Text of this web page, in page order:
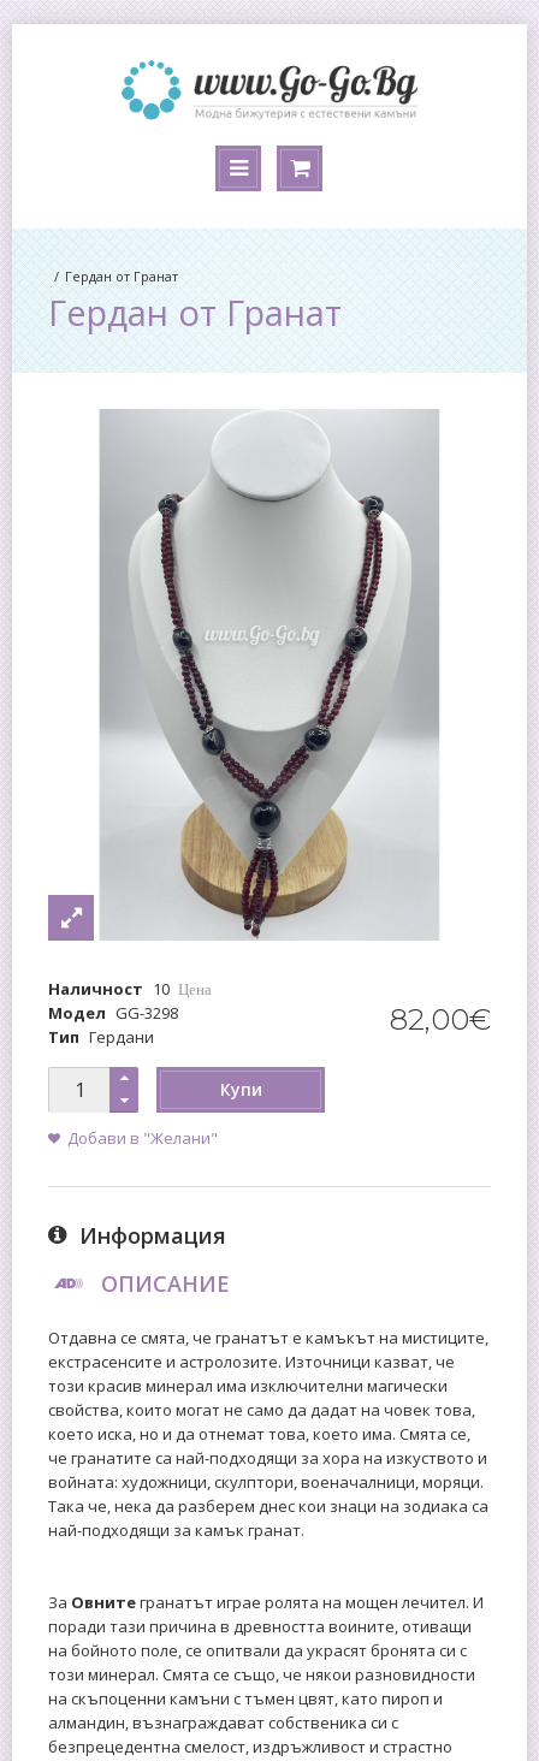
Гердан от Гранат
Гердан от Гранат
Наличност 10
Модел GG-3298
Тип Гердани
Цена
82,00€
Купи
Добави в "Желани"
Информация
ОПИСАНИЕ
Отдавна се смята, че гранатът е камъкът на мистиците,
екстрасенсите и астролозите. Източници казват, че
този красив минерал има изключителни магически
свойства, които могат не само да дадат на човек това,
което иска, но и да отнемат това, което има. Смята се,
че гранатите са най-подходящи за хора на изкуството и
войната: художници, скулптори, военачалници, моряци.
Така че, нека да разберем днес кои знаци на зодиака са
най-подходящи за камък гранат.
За Овнитегранатът играе ролята на мощен лечител. И
поради тази причина в древността воините, отиващи
на бойното поле, се опитвали да украсят бронята си с
този минерал. Смята се също, че някои разновидности
на скъпоценни камъни с тъмен цвят, като пироп и
алмандин, възнаграждават собственика си с
безпрецедентна смелост, издръжливост и страстно